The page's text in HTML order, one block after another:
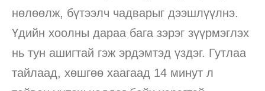
нөлөөлж, бүтээлч чадварыг дээшлүүлнэ.
Үдийн хоолны дараа бага зэрэг зүүрмэглэх
нь тун ашигтай гэж эрдэмтэд үздэг. Гутлаа
тайлаад, хөшгөө хаагаад 14 минут л